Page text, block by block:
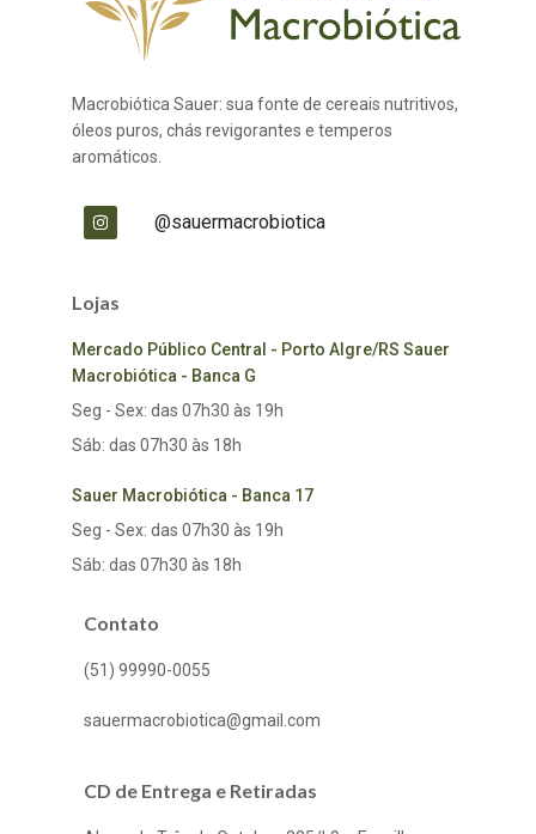
Macrobiótica Sauer: sua fonte de cereais nutritivos,
óleos puros, chás revigorantes e temperos
aromáticos.
@sauermacrobiotica
Lojas
Mercado Público Central - Porto Algre/RS Sauer
Macrobiótica - Banca G
Seg - Sex: das 07h30 às 19h
Sáb: das 07h30 às 18h
Sauer Macrobiótica - Banca 17
Seg - Sex: das 07h30 às 19h
Sáb: das 07h30 às 18h
Contato
(51) 99990-0055
sauermacrobiotica@gmail.com
CD de Entrega e Retiradas